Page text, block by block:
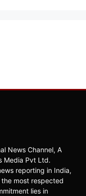
News Channel, A
Media Pvt Ltd.
reporting in India,
most respected
lies in